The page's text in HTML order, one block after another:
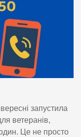
запустила
ветеранів,
Це не просто